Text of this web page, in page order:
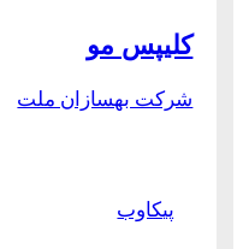
کلیپس مو
شرکت بهسازان ملت
پیکاوب